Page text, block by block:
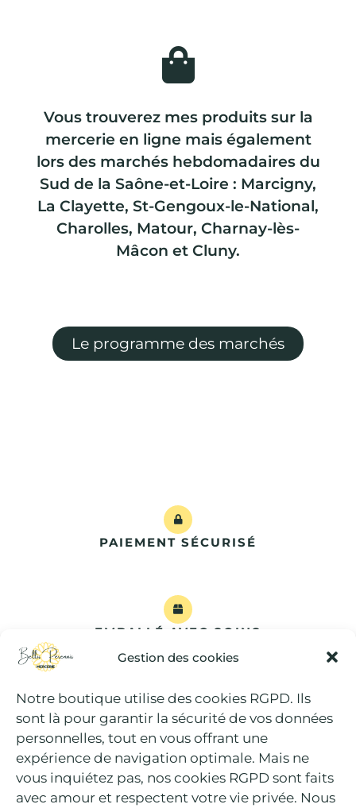
Gestion des cookies
Notre boutique utilise des cookies RGPD. Ils
sont là pour garantir la sécurité de vos données
personnelles, tout en vous offrant une
expérience de navigation optimale. Mais ne
vous inquiétez pas, nos cookies RGPD sont faits
avec amour et respectent votre vie privée. Nous
Vous trouverez mes produits sur la
mercerie en ligne mais également
lors des marchés hebdomadaires du
Sud de la Saône-et-Loire : Marcigny,
La Clayette, St-Gengoux-le-National,
Charolles, Matour, Charnay-lès-
Mâcon et Cluny.
Le programme des marchés
PAIEMENT SÉCURISÉ
EMBALLÉ AVEC SOINS
DES PRODUITS ÉTHIQUES